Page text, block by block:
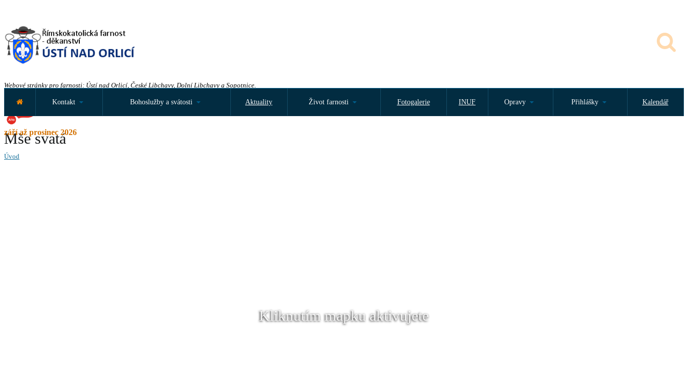
Webové stránky pro farnosti: Ústí nad Orlicí, České Libchavy, Dolní Libchavy a Sopotnice.
září až prosinec 2026
Kontakt Bohoslužby a svátosti Aktuality Život farnosti Fotogalerie INUF Opravy Přihlášky Kalendář
Mše svatá
Úvod
Kliknutím mapku aktivujete